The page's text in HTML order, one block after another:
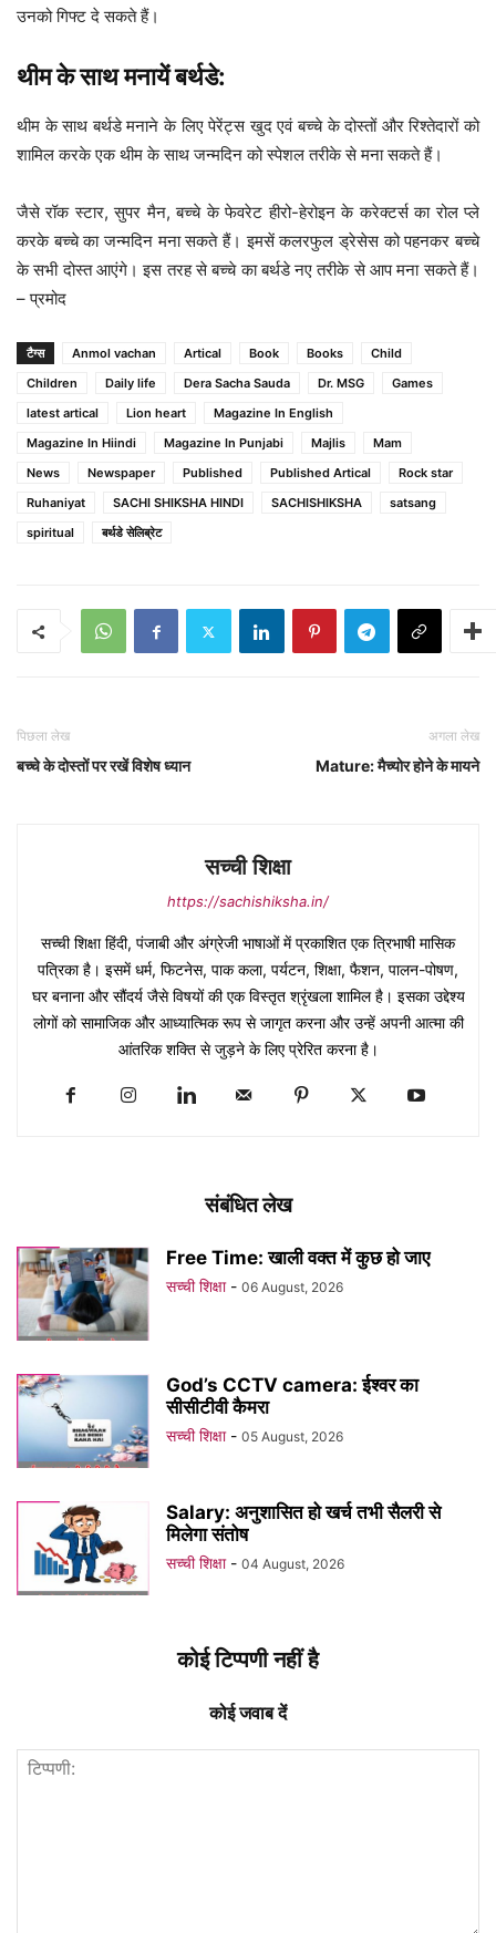
उनको गिफ्ट दे सकते हैं।
थीम के साथ मनायें बर्थडे:
थीम के साथ बर्थडे मनाने के लिए पेरेंट्स खुद एवं बच्चे के दोस्तों और रिश्तेदारों को
शामिल करके एक थीम के साथ जन्मदिन को स्पेशल तरीके से मना सकते हैं।
जैसे रॉक स्टार, सुपर मैन, बच्चे के फेवरेट हीरो-हेरोइन के करेक्टर्स का रोल प्ले
करके बच्चे का जन्मदिन मना सकते हैं। इमसें कलरफुल ड्रेसेस को पहनकर बच्चे
के सभी दोस्त आएंगे। इस तरह से बच्चे का बर्थडे नए तरीके से आप मना सकते हैं।
– प्रमोद
टैग्स Anmol vachan Artical Book Books
Child
Children
Daily life Dera Sacha Sauda Dr. MSG
Games
latest artical
Lion heart
Magazine In English
Magazine In Hiindi
Magazine In Punjabi Majlis
Mam
News
Newspaper Published Published Artical
Rock star
Ruhaniyat
SACHI SHIKSHA HINDI SACHISHIKSHA
satsang
spiritual
बर्थडे सेलिब्रेट
पिछला लेख
बच्चे के दोस्तों पर रखें विशेष ध्यान
अगला लेख
Mature: मैच्योर होने के मायने
सच्ची शिक्षा
https://sachishiksha.in/
सच्ची शिक्षा हिंदी, पंजाबी और अंग्रेजी भाषाओं में प्रकाशित एक त्रिभाषी मासिक
पत्रिका है। इसमें धर्म, फिटनेस, पाक कला, पर्यटन, शिक्षा, फैशन, पालन-पोषण,
घर बनाना और सौंदर्य जैसे विषयों की एक विस्तृत श्रृंखला शामिल है। इसका उद्देश्य
लोगों को सामाजिक और आध्यात्मिक रूप से जागृत करना और उन्हें अपनी आत्मा की
आंतरिक शक्ति से जुड़ने के लिए प्रेरित करना है।
संबंधित लेख
Free Time: खाली वक्त में कुछ हो जाए
सच्ची शिक्षा - 06 August, 2026
God’s CCTV camera: ईश्वर का
सीसीटीवी कैमरा
सच्ची शिक्षा - 05 August, 2026
Salary: अनुशासित हो खर्च तभी सैलरी से
मिलेगा संतोष
सच्ची शिक्षा - 04 August, 2026
कोई टिप्पणी नहीं है
कोई जवाब दें